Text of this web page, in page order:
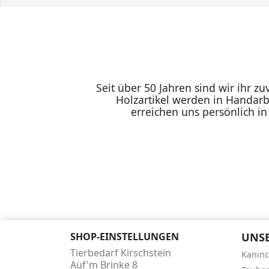
Seit über 50 Jahren sind wir ihr
Holzartikel werden in
erreichen uns persönlich
SHOP-EINSTELLUNGEN
Tierbedarf Kirschstein
Auf'm Brinke 8